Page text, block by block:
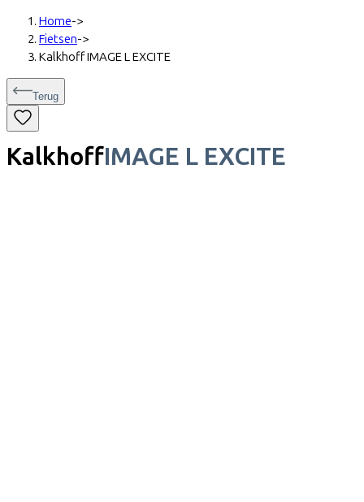
Home->
Fietsen->
Kalkhoff IMAGE L EXCITE
Terug
KalkhoffIMAGE L EXCITE